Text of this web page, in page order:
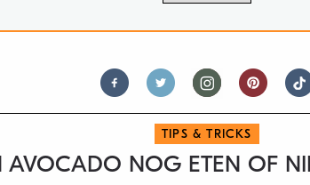
TIPS & TRICKS
AVOCADO NOG ETEN OF